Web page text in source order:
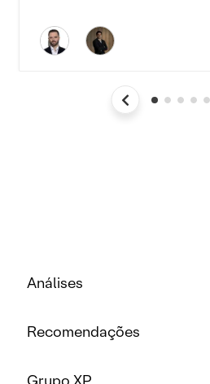
Análises
Recomendações
Grupo XP